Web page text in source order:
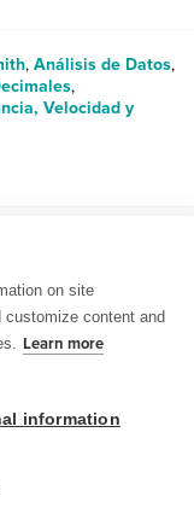
, Análisis de Datos,
,
Velocidad y
on site
customize content and
Learn more
information